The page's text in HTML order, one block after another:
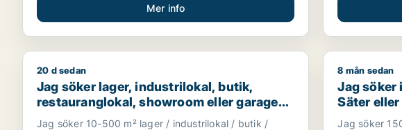
Mer info
Jag söker lager, industrilokal, butik, restauranglokal, showroom
20 d sedan
Jag söker lager, industrilokal, butik,
restauranglokal, showroom eller garage
för uthyrning i Borlänge
Jag söker 10-500 m² lager / industrilokal / butik /
Jag söker
8 mån sedan
Jag söker
Säter
Jag söker